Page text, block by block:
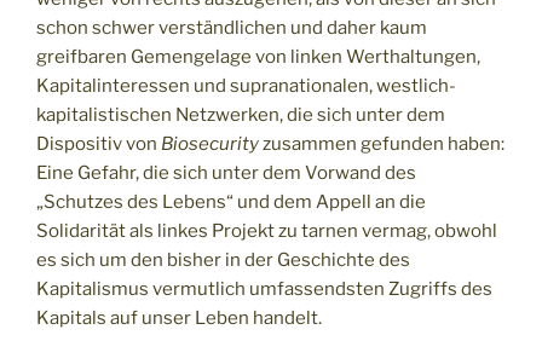
schon schwer verständlichen und daher kaum
greifbaren Gemengelage von linken Werthaltungen,
Kapitalinteressen und supranationalen, westlich-
kapitalistischen Netzwerken, die sich unter dem
Dispositiv von Biosecurityzusammen gefunden haben:
Eine Gefahr, die sich unter dem Vorwand des
„Schutzes des Lebens“ und dem Appell an die
Solidarität als linkes Projekt zu tarnen vermag, obwohl
es sich um den bisher in der Geschichte des
Kapitalismus vermutlich umfassendsten Zugriffs des
Kapitals auf unser Leben handelt.